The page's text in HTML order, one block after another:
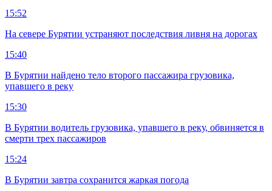
15:52
На севере Бурятии устраняют последствия ливня на дорогах
15:40
В Бурятии найдено тело второго пассажира грузовика,
упавшего в реку
15:30
В Бурятии водитель грузовика, упавшего в реку, обвиняется в
смерти трех пассажиров
15:24
В Бурятии завтра сохранится жаркая погода